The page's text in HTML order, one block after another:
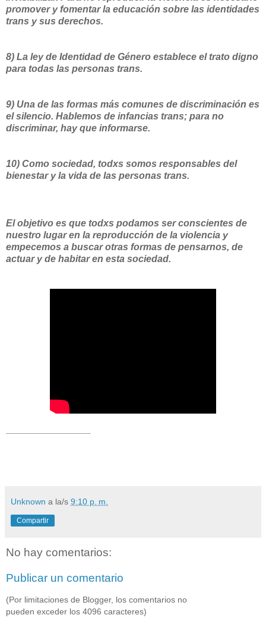
promover y fomentar la educación sobre las identidades
trans y sus derechos.
8) La ley de Identidad de Género establece el trato digno
para todas las personas trans.
9) Una de las formas más comunes de discriminación es
el silencio. Hablemos de infancias trans; para no
discriminar, hay que informarse.
10) Como sociedad, todxs somos responsables del
bienestar y la vida de las personas trans.
El objetivo es que todxs podamos ser conscientes de
nuestro lugar en la reproducción de la violencia y
empecemos a buscar otras formas de pensarnos, de
actuar y de habitar en esta sociedad.
Unknown a la/s 9:10 p. m.
Compartir
No hay comentarios:
Publicar un comentario
(Por limitaciones de Blogger, los comentarios no
pueden exceder los 4096 caracteres)